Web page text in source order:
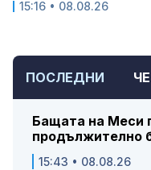
ПОСЛЕДНИ
Бащата на Меси
продължително
15:43 • 08.08.26
15:16 • 08.08.26